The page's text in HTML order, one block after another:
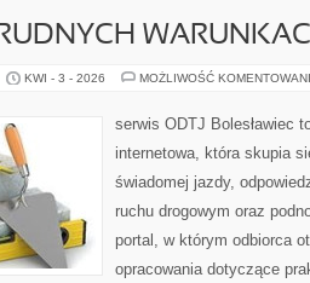
KWI - 3 - 2026 MOŻLIWOŚĆ
serwis ODTJ Bolesławiec
internetowa, która skupia
świadomej jazdy,
ruchu drogowym oraz
portal, w którym odbiorca
opracowania dotyczące